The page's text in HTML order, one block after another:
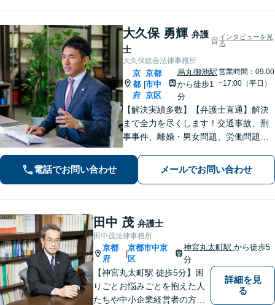
大久保 勇輝 弁護
士
インタビューを見
る
大久保総合法律事務所
京
都
府
京都
市中
京区
烏丸御池駅
から徒歩1
分
営業時間：09:00
~17:00（平日）
【解決実績多数】【弁護士直通】解決
まで全力を尽くします！交通事故、刑
事事件、離婚・男女問題、労働問題、
てはお任せください。【子連れ対応
可】【土日夜間対応】
電話でお問い合わせ メールでお問い合わせ
田中 茂 弁護士
田中茂法律事務所
京都
府
|
京都市中京
区
神宮丸太町駅から徒歩5
分
【神宮丸太町駅 徒歩5分】困
りごとお悩みごとを抱えた人
たちや中小企業経営者の方々
詳細を見
る